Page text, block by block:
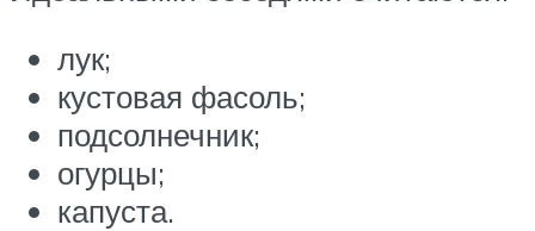
лук;
кустовая фасоль;
подсолнечник;
огурцы;
капуста.